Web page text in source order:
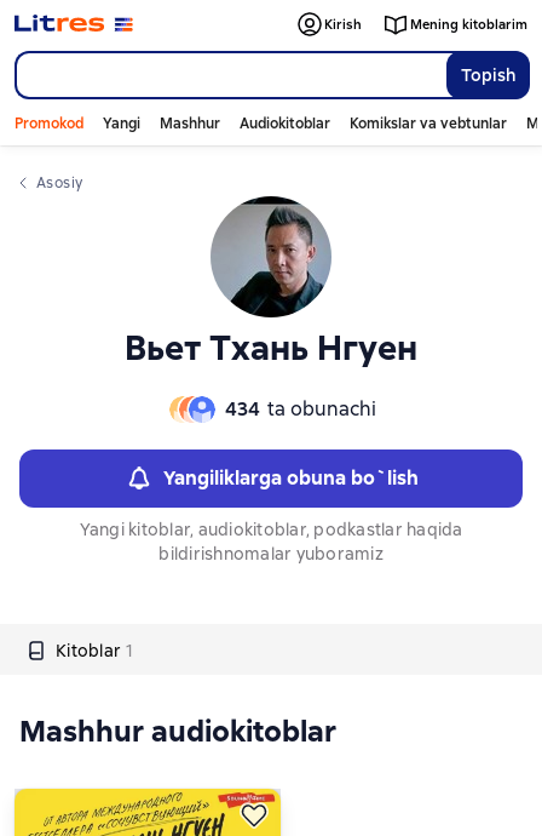
Topish
Kirish Mening kitoblarim
Promokod Yangi Mashhur Audiokitoblar Komikslar va vebtunlar
Asosiy
Вьет Тхань Нгуен
434 ta obunachi
Yangiliklarga obuna bo`lish
Yangi kitoblar, audiokitoblar, podkastlar haqida
bildirishnomalar yuboramiz
Kitoblar 1
Слайдер с книгами
Mashhur audiokitoblar